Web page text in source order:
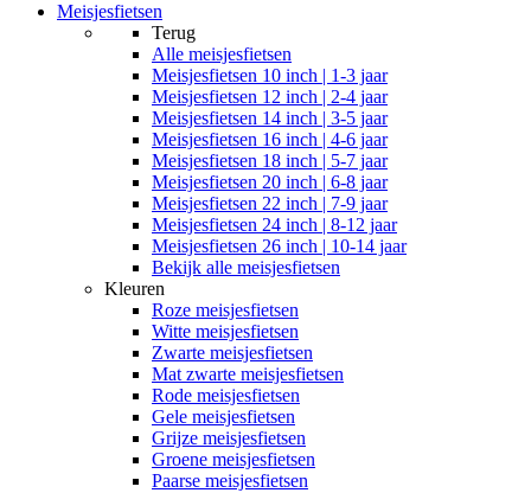
Meisjesfietsen
Terug
Alle meisjesfietsen
Meisjesfietsen 10 inch | 1-3 jaar
Meisjesfietsen 12 inch | 2-4 jaar
Meisjesfietsen 14 inch | 3-5 jaar
Meisjesfietsen 16 inch | 4-6 jaar
Meisjesfietsen 18 inch | 5-7 jaar
Meisjesfietsen 20 inch | 6-8 jaar
Meisjesfietsen 22 inch | 7-9 jaar
Meisjesfietsen 24 inch | 8-12 jaar
Meisjesfietsen 26 inch | 10-14 jaar
Bekijk alle meisjesfietsen
Kleuren
Roze meisjesfietsen
Witte meisjesfietsen
Zwarte meisjesfietsen
Mat zwarte meisjesfietsen
Rode meisjesfietsen
Gele meisjesfietsen
Grijze meisjesfietsen
Groene meisjesfietsen
Paarse meisjesfietsen